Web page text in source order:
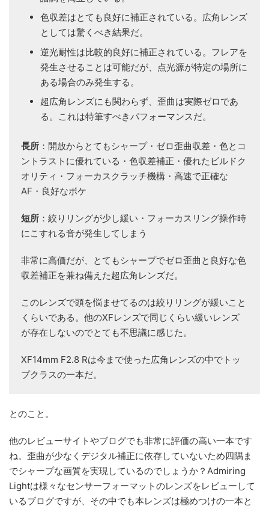
色収差はとても良好に補正されている。広角レンズ
としては驚くべき結果だ。
逆光耐性は比較的良好に補正されている。フレアを
発生させることは可能だが、点光源が特定の場所に
ある場合のみ発生する。
超広角レンズにも関わらず、歪曲は実際ゼロであ
る。これは特筆すべきパフォーマンスだ。
長所 ：開放からとてもシャープ・ゼロ歪曲収差・色とコ
ントラストに優れている・色収差補正・優れたビルドク
オリティ・フォーカスクラッチ機構・高速で正確な
AF・良好なボケ
短所 ：絞りリングが少し緩い・フォーカスリング操作時
にこすれる音が発生してしまう
非常に高価だが、とてもシャープでゼロ歪曲と良好な色
収差補正を兼ね備えた超広角レンズだ。
このレンズで頭を悩ませてるのは絞りリングが緩いこと
くらいである。他のXFレンズで同じくらい緩いレンズ
が存在しないのでとても不思議に感じた。
XF14mm F2.8 Rは今まで使った広角レンズの中でトッ
プクラスの一本だ。
とのこと。
他のレビューサイトやブログでも非常に評価の高い一本です
ね。歪曲が少なくデジタル補正に依存していないため四隅ま
でシャープな画質を実現しているのでしょうか？Admiring
Lightは様々なセンサーフォーマットのレンズをレビューして
いるブログですが、その中でも本レンズは極めつけの一本と